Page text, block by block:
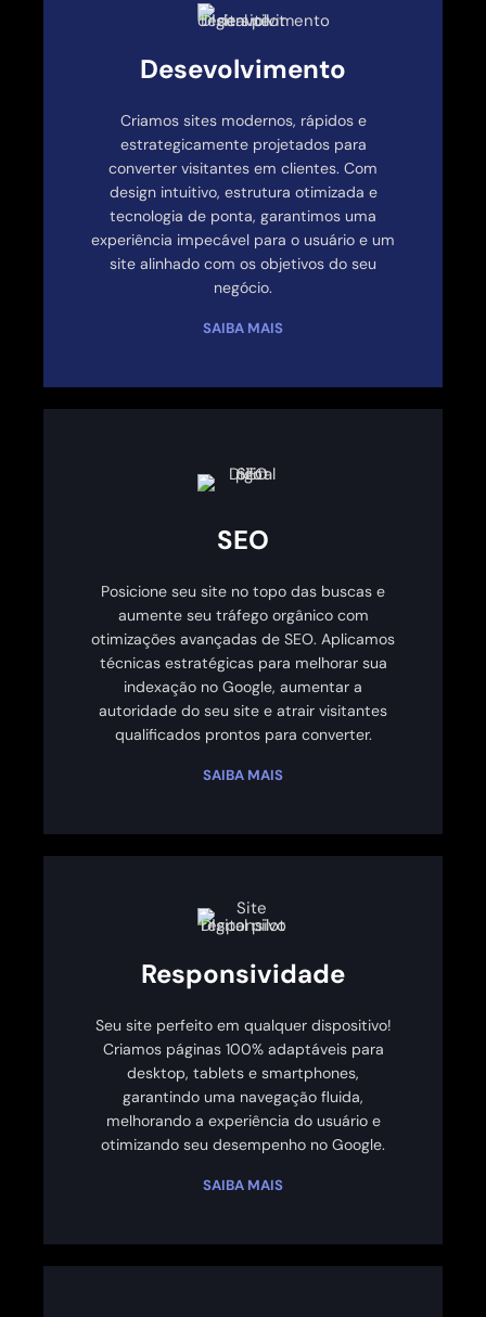
Desevolvimento
Criamos sites modernos, rápidos e
estrategicamente projetados para
converter visitantes em clientes. Com
design intuitivo, estrutura otimizada e
tecnologia de ponta, garantimos uma
experiência impecável para o usuário e um
site alinhado com os objetivos do seu
negócio.
SAIBA MAIS
SEO
Posicione seu site no topo das buscas e
aumente seu tráfego orgânico com
otimizações avançadas de SEO. Aplicamos
técnicas estratégicas para melhorar sua
indexação no Google, aumentar a
autoridade do seu site e atrair visitantes
qualificados prontos para converter.
SAIBA MAIS
Responsividade
Seu site perfeito em qualquer dispositivo!
Criamos páginas 100% adaptáveis para
desktop, tablets e smartphones,
garantindo uma navegação fluida,
melhorando a experiência do usuário e
otimizando seu desempenho no Google.
SAIBA MAIS